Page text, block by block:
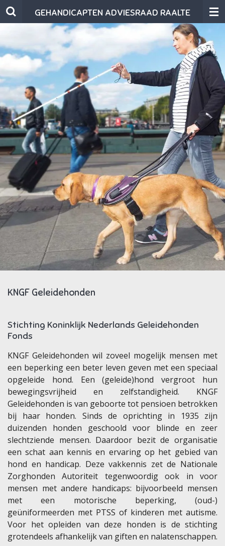
Ga
direct
de
hoofdinhoud
GEHANDICAPTEN ADVIESRAAD RAALTE
KNGF Geleidehonden
Stichting Koninklijk Nederlands Geleidehonden
Fonds
KNGF Geleidehonden wil zoveel mogelijk mensen met
een beperking een beter leven geven met een speciaal
opgeleide hond. Een (geleide)hond vergroot hun
bewegingsvrijheid en zelfstandigheid. KNGF
Geleidehonden is van geboorte tot pensioen betrokken
bij haar honden. Sinds de oprichting in 1935 zijn
duizenden honden geschoold voor blinde en zeer
slechtziende mensen. Daardoor bezit de organisatie
een schat aan kennis en ervaring op het gebied van
hond en handicap. Deze vakkennis zet de Nationale
Zorghonden Autoriteit tegenwoordig ook in voor
mensen met andere handicaps: bijvoorbeeld mensen
met een motorische beperking, (oud-)
geüniformeerden met PTSS of kinderen met autisme.
Voor het opleiden van deze honden is de stichting
grotendeels afhankelijk van giften en nalatenschappen.